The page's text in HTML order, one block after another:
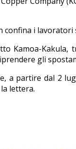
confina i
Kamoa-
gli
a partire dal 2
lettera.